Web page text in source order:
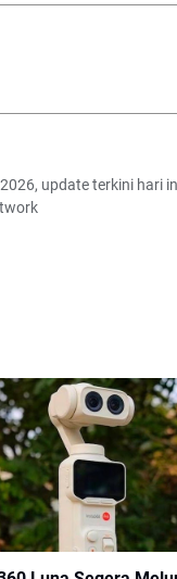
update terkini hari